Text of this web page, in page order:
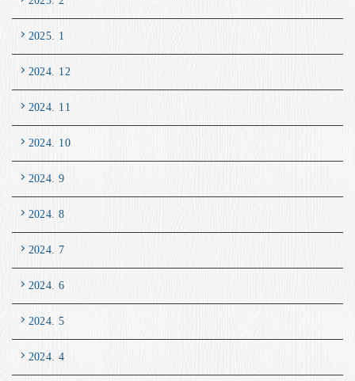
2025. 1
2024. 12
2024. 11
2024. 10
2024. 9
2024. 8
2024. 7
2024. 6
2024. 5
2024. 4